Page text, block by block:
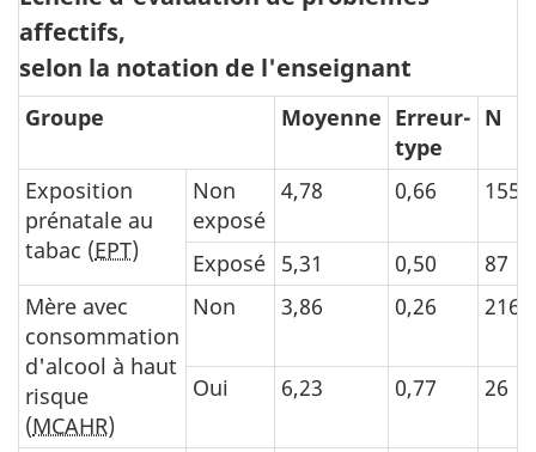
affectifs,
selon la notation de l'enseignant
Groupe Moyenne Erreur-
type
N
Exposition
prénatale au
tabac (EPT)
Non
exposé
4,78 0,66 155
Exposé 5,31 0,50
87
Mère avec
consommation
d'alcool à haut
risque
(MCAHR)
Non 3,86 0,26 216
Oui 6,23 0,77 26